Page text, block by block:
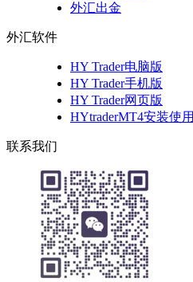
外汇出金
外汇软件
HY Trader电脑版
HY Trader手机版
HY Trader网页版
HYtraderMT4安装使用
联系我们